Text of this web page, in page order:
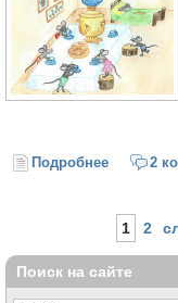
Подробнее о 2
1 2
Поиск на сайте